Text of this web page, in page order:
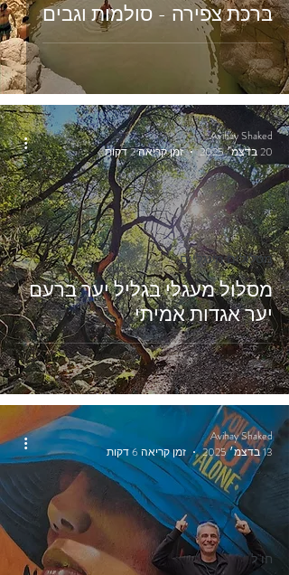
ברכת צפירה - סולמות וגבים
מסלול מעגלי בגליל יער ברעם
יער אגדות אמיתי
מסלולים מעגליים
Avihay Shaked
20 בדצמ׳ 2025
זמן קריאה 2 דקות
חו"ל
Avihay Shaked
13 בדצמ׳ 2025
זמן קריאה 6 דקות